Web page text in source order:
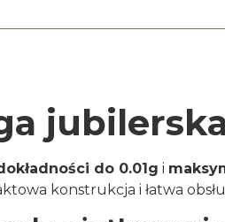
do 0.01g i
konstrukcja i łatwa